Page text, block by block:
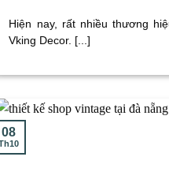
Hiện nay, rất nhiều thương
Vking Decor. [...]
08